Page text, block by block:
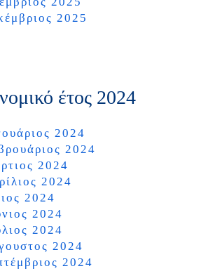
2025
έτος 2024
2024
2024
2024
2024
2024
2024
2024
2024
2024